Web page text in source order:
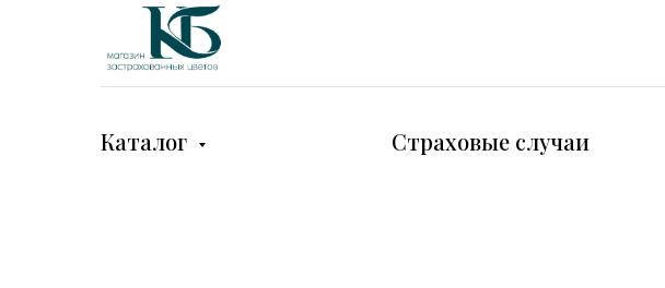
Каталог Страховые случаи